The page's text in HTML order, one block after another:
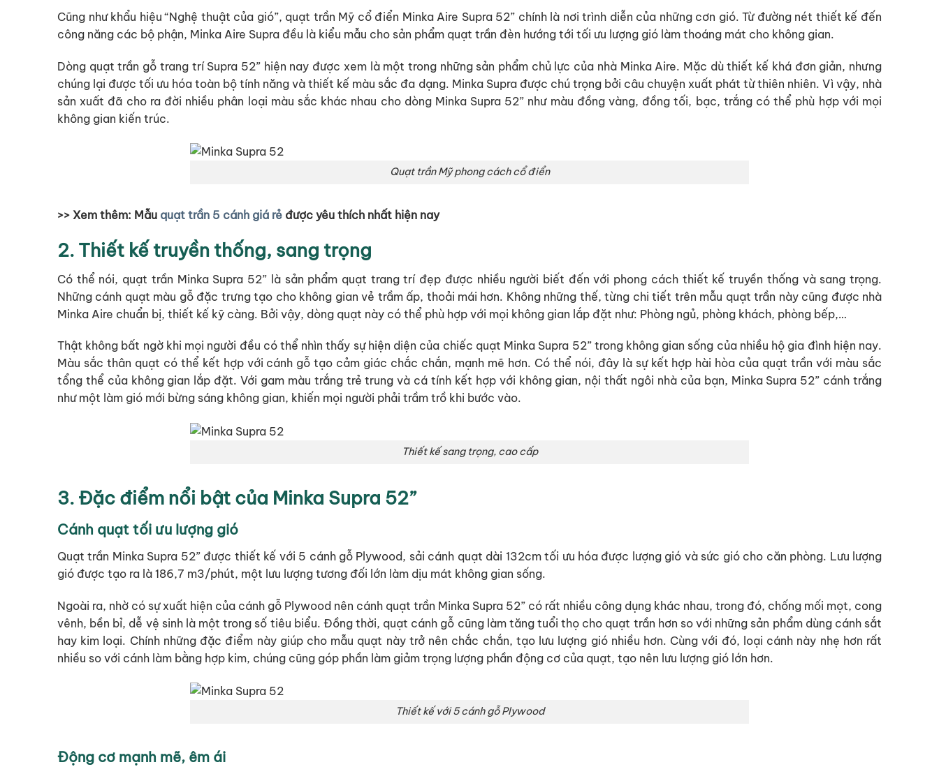
Cũng như khẩu hiệu “Nghệ thuật của gió”, quạt trần Mỹ cổ điển Minka Aire Supra 52” chính là nơi trình diễn của những cơn gió. Từ đường nét thiết kế đến
công năng các bộ phận, Minka Aire Supra đều là kiểu mẫu cho sản phẩm quạt trần đèn hướng tới tối ưu lượng gió làm thoáng mát cho không gian.
Dòng quạt trần gỗ trang trí Supra 52” hiện nay được xem là một trong những sản phẩm chủ lực của nhà Minka Aire. Mặc dù thiết kế khá đơn giản, nhưng
chúng lại được tối ưu hóa toàn bộ tính năng và thiết kế màu sắc đa dạng. Minka Supra được chú trọng bởi câu chuyện xuất phát từ thiên nhiên. Vì vậy, nhà
sản xuất đã cho ra đời nhiều phân loại màu sắc khác nhau cho dòng Minka Supra 52” như màu đồng vàng, đồng tối, bạc, trắng có thể phù hợp với mọi
không gian kiến trúc.
Quạt trần Mỹ phong cách cổ điển
>> Xem thêm: Mẫu quạt trần 5 cánh giá rẻ được yêu thích nhất hiện nay
2. Thiết kế truyền thống, sang trọng
Có thể nói, quạt trần Minka Supra 52” là sản phẩm quạt trang trí đẹp được nhiều người biết đến với phong cách thiết kế truyền thống và sang trọng.
Những cánh quạt màu gỗ đặc trưng tạo cho không gian vẻ trầm ấp, thoải mái hơn. Không những thế, từng chi tiết trên mẫu quạt trần này cũng được nhà
Minka Aire chuẩn bị, thiết kế kỹ càng. Bởi vậy, dòng quạt này có thể phù hợp với mọi không gian lắp đặt như: Phòng ngủ, phòng khách, phòng bếp,…
Thật không bất ngờ khi mọi người đều có thể nhìn thấy sự hiện diện của chiếc quạt Minka Supra 52” trong không gian sống của nhiều hộ gia đình hiện nay.
Màu sắc thân quạt có thể kết hợp với cánh gỗ tạo cảm giác chắc chắn, mạnh mẽ hơn. Có thể nói, đây là sự kết hợp hài hòa của quạt trần với màu sắc
tổng thể của không gian lắp đặt. Với gam màu trắng trẻ trung và cá tính kết hợp với không gian, nội thất ngôi nhà của bạn, Minka Supra 52” cánh trắng
như một làm gió mới bừng sáng không gian, khiến mọi người phải trầm trồ khi bước vào.
Thiết kế sang trọng, cao cấp
3. Đặc điểm nổi bật của Minka Supra 52”
Cánh quạt tối ưu lượng gió
Quạt trần Minka Supra 52” được thiết kế với 5 cánh gỗ Plywood, sải cánh quạt dài 132cm tối ưu hóa được lượng gió và sức gió cho căn phòng. Lưu lượng
gió được tạo ra là 186,7 m3/phút, một lưu lượng tương đối lớn làm dịu mát không gian sống.
Ngoài ra, nhờ có sự xuất hiện của cánh gỗ Plywood nên cánh quạt trần Minka Supra 52” có rất nhiều công dụng khác nhau, trong đó, chống mối mọt, cong
vênh, bền bỉ, dễ vệ sinh là một trong số tiêu biểu. Đồng thời, quạt cánh gỗ cũng làm tăng tuổi thọ cho quạt trần hơn so với những sản phẩm dùng cánh sắt
hay kim loại. Chính những đặc điểm này giúp cho mẫu quạt này trở nên chắc chắn, tạo lưu lượng gió nhiều hơn. Cùng với đó, loại cánh này nhẹ hơn rất
nhiều so với cánh làm bằng hợp kim, chúng cũng góp phần làm giảm trọng lượng phần động cơ của quạt, tạo nên lưu lượng gió lớn hơn.
Thiết kế với 5 cánh gỗ Plywood
Động cơ mạnh mẽ, êm ái